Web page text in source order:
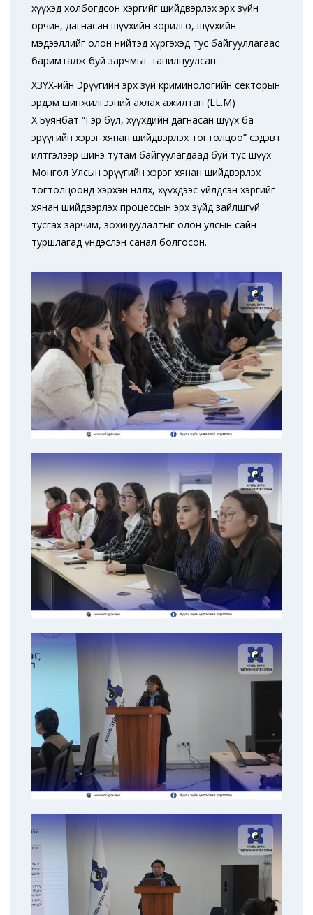
хүүхэд холбогдсон хэргийг шийдвэрлэх эрх зүйн
орчин, дагнасан шүүхийн зорилго, шүүхийн
мэдээллийг олон нийтэд хүргэхэд тус байгууллагаас
баримталж буй зарчмыг танилцуулсан.
ХЗҮХ-ийн Эрүүгийн эрх зүй криминологийн секторын
эрдэм шинжилгээний ахлах ажилтан (LL.M)
Х.Буянбат “Гэр бүл, хүүхдийн дагнасан шүүх ба
эрүүгийн хэрэг хянан шийдвэрлэх тогтолцоо” сэдэвт
илтгэлээр шинэ тутам байгуулагдаад буй тус шүүх
Монгол Улсын эрүүгийн хэрэг хянан шийдвэрлэх
тогтолцоонд хэрхэн нөлөөлөх, хүүхдээс үйлдсэн хэргийг
хянан шийдвэрлэх процессын эрх зүйд зайлшгүй
тусгах зарчим, зохицуулалтыг олон улсын сайн
туршлагад үндэслэн санал болгосон.